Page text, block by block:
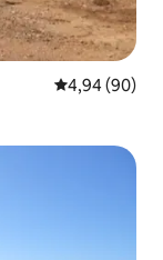
Prosječna
4,94 (90)